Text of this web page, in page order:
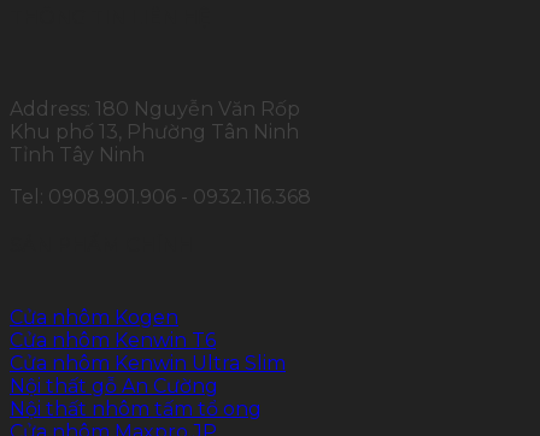
Address: 180 Nguyễn Văn Rốp
Khu phố 13, Phường Tân Ninh
Tỉnh Tây Ninh
Tel: 0908.901.906 - 0932.116.368
Cửa nhôm Kogen
Cửa nhôm Kenwin T6
Cửa nhôm Kenwin Ultra Slim
Nội thất gỗ An Cường
Nội thất nhôm tấm tổ ong